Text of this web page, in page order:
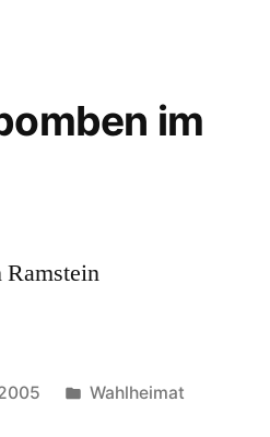
im
Ramstein
Veröffentlicht
Wahlheimat